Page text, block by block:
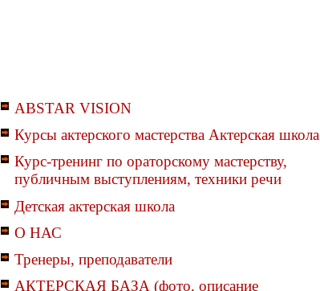
ABSTAR VISION
Курсы актерского мастерства Актерская школа
Курс-тренинг по ораторскому мастерству,
публичным выступлениям, техники речи
Детская актерская школа
О НАС
Тренеры, преподаватели
АКТЕРСКАЯ БАЗА (фото, описание